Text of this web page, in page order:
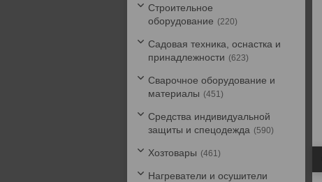
Строительное
оборудование
220
Садовая техника, оснастка и
принадлежности
623
Сварочное оборудование и
материалы
451
Средства индивидуальной
защиты и спецодежда
590
Хозтовары 461
Нагреватели и осушители